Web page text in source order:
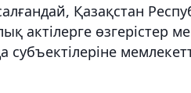
Қазақстан
актілерге өзгерістер
субъектілеріне